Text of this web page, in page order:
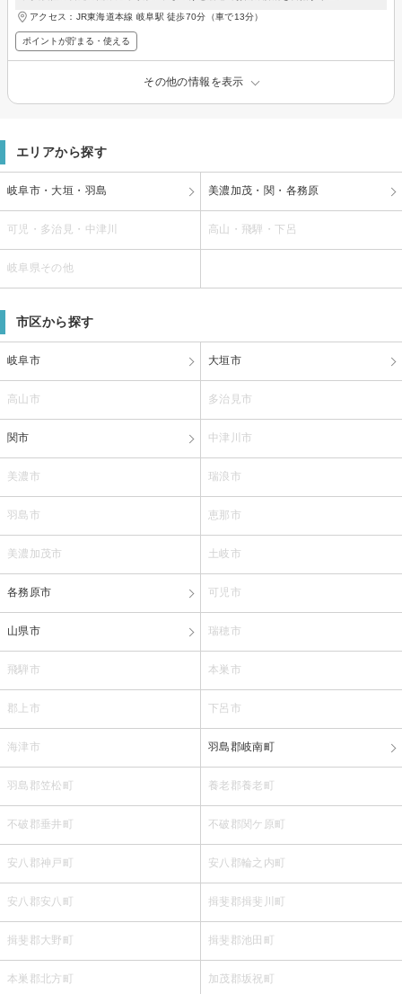
アクセス：JR東海道本線 岐阜駅 徒歩70分（車で13分）
ポイントが貯まる・使える
その他の情報を表示
エリアから探す
岐阜市・大垣・羽島 美濃加茂・関・各務原
可児・多治見・中津川 高山・飛騨・下呂
岐阜県その他
市区から探す
岐阜市 大垣市
高山市 多治見市
関市 中津川市
美濃市 瑞浪市
羽島市 恵那市
美濃加茂市 土岐市
各務原市 可児市
山県市 瑞穂市
飛騨市 本巣市
郡上市 下呂市
海津市 羽島郡岐南町
羽島郡笠松町 養老郡養老町
不破郡垂井町 不破郡関ケ原町
安八郡神戸町 安八郡輪之内町
安八郡安八町 揖斐郡揖斐川町
揖斐郡大野町 揖斐郡池田町
本巣郡北方町 加茂郡坂祝町